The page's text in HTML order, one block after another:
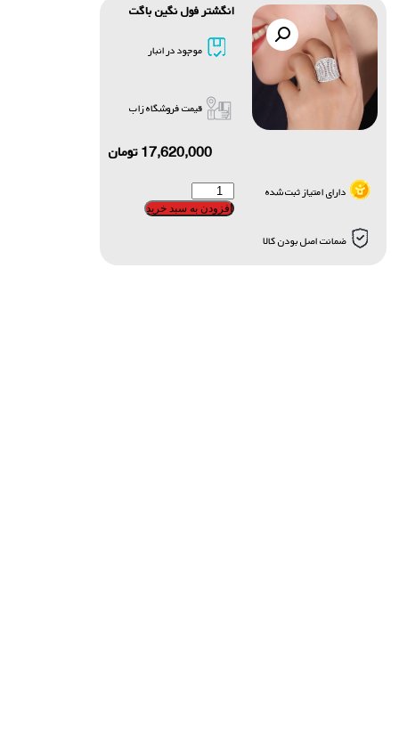
دارای امتیاز ثبت شده
ضمانت اصل بودن کالا
انگشتر فول نگین باگت
موجود در انبار
قیمت فروشگاه زاب
17,620,000تومان
افزودن به سبد خرید